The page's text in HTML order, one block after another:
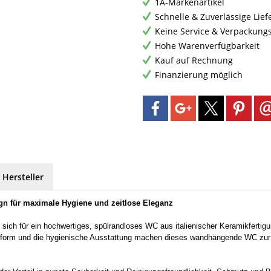
Schnelle & Zuverlässige
Keine Service &
Hohe Warenverfügbarkeit
Kauf auf Rechnung
Finanzierung möglich
Hersteller
für maximale Hygiene und zeitlose Eleganz
für ein hochwertiges, spülrandloses WC aus italienischer
und die hygienische Ausstattung machen dieses wandhängende WC